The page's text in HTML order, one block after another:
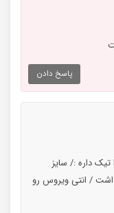
پاسخ دادن
۱۰ با رم ۴ و گرافیک ۲ چرا تیک داره :/ سایز
/ انتی ویروس رو